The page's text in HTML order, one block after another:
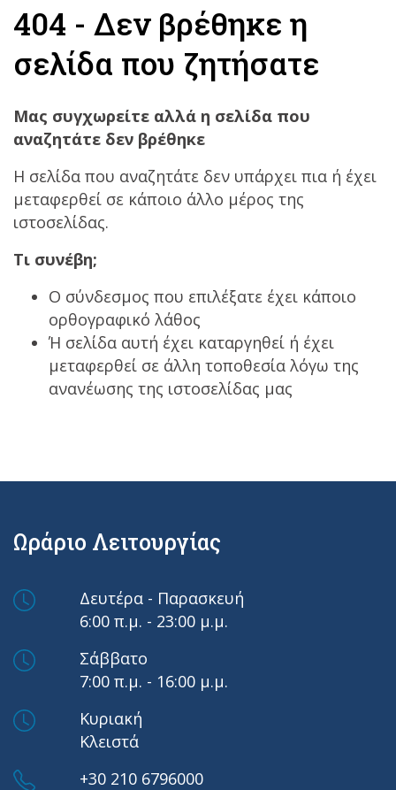
404 - Δεν βρέθηκε η
σελίδα που ζητήσατε
Μας συγχωρείτε αλλά η σελίδα που
αναζητάτε δεν βρέθηκε
Η σελίδα που αναζητάτε δεν υπάρχει πια ή έχει
μεταφερθεί σε κάποιο άλλο μέρος της
ιστοσελίδας.
Τι συνέβη;
O σύνδεσμος που επιλέξατε έχει κάποιο
ορθογραφικό λάθος
Ή σελίδα αυτή έχει καταργηθεί ή έχει
μεταφερθεί σε άλλη τοποθεσία λόγω της
ανανέωσης της ιστοσελίδας μας
Ωράριο Λειτουργίας
Δευτέρα - Παρασκευή
6:00 π.μ. - 23:00 μ.μ.
Σάββατο
7:00 π.μ. - 16:00 μ.μ.
Κυριακή
Κλειστά
+30 210 6796000